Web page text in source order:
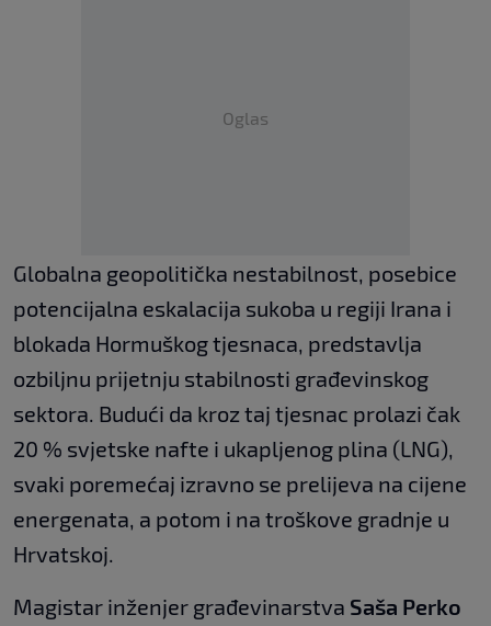
Oglas
Globalna geopolitička nestabilnost, posebice
potencijalna eskalacija sukoba u regiji Irana i
blokada Hormuškog tjesnaca, predstavlja
ozbiljnu prijetnju stabilnosti građevinskog
sektora. Budući da kroz taj tjesnac prolazi čak
20 % svjetske nafte i ukapljenog plina (LNG),
svaki poremećaj izravno se prelijeva na cijene
energenata, a potom i na troškove gradnje u
Hrvatskoj.
Magistar inženjer građevinarstva Saša Perko